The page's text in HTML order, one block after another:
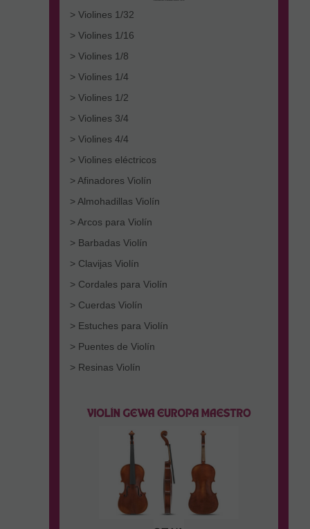
> Violines 1/32
> Violines 1/16
> Violines 1/8
> Violines 1/4
> Violines 1/2
> Violines 3/4
> Violines 4/4
> Violines eléctricos
> Afinadores Violín
> Almohadillas Violín
> Arcos para Violín
> Barbadas Violín
> Clavijas Violín
> Cordales para Violín
> Cuerdas Violín
> Estuches para Violín
> Puentes de Violín
> Resinas Violín